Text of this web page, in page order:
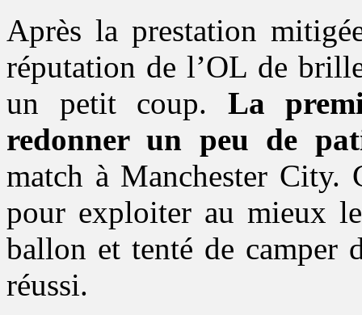
Après la prestation
réputation de l’OL de
un petit coup. La
redonner un peu de
match à Manchester City.
pour exploiter au mieux
ballon et tenté de camper
réussi.